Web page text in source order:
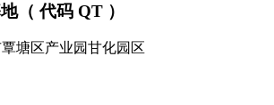
（ 代码 QT ）
塘区产业园甘化园区